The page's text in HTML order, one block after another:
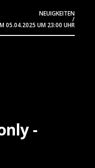
NEUIGKEITEN
/
05.04.2025 UM 23:00 UHR
-